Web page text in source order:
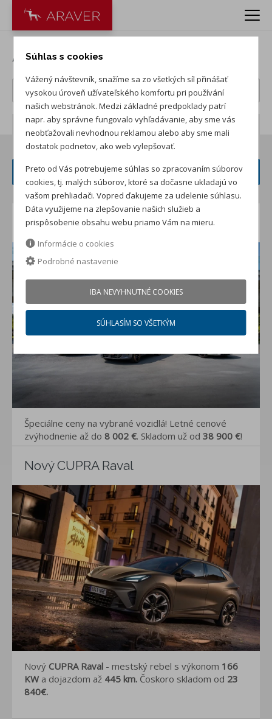
Akcie na CUPRA vozidlá
Počet záznamov:
FILTER ČLÁNKOV
Letná super ponuka vozidiel CUPRA!
Špeciálne ceny na vybrané vozidlá! Letné cenové
zvýhodnenie až do 8 002 €. Skladom už od 38 900 €!
Nový CUPRA Raval
Nový CUPRA Raval - mestský rebel s výkonom 166
KW a dojazdom až 445 km. Čoskoro skladom od 23
840€.
Súhlas s cookies
Vážený návštevník, snažíme sa zo všetkých síl přinášať
vysokou úroveň užívateľského komfortu pri používání
našich webstránok. Medzi základné predpoklady patrí
napr. aby správne fungovalo vyhľadávanie, aby sme vás
neobťažovali nevhodnou reklamou alebo aby sme mali
dostatok podnetov, ako web vylepšovať.
Preto od Vás potrebujeme súhlas so zpracovaním súborov
cookies, tj. malých súborov, ktoré sa dočasne ukladajú vo
vašom prehliadači. Vopred ďakujeme za udelenie súhlasu.
Dáta využijeme na zlepšovanie našich služieb a
prispôsobenie obsahu webu priamo Vám na mieru.
Informácie o cookies
Podrobné nastavenie
IBA NEVYHNUTNÉ COOKIES
SÚHLASÍM SO VŠETKÝM